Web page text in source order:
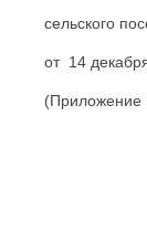
сельского
от 14